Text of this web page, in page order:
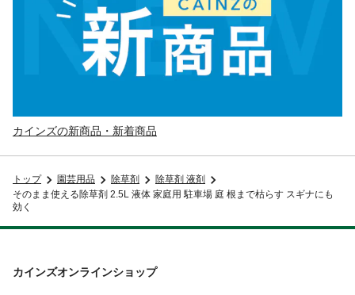
カインズの新商品・新着商品
トップ 園芸用品 除草剤
除草剤 液剤
そのまま使える除草剤 2.5L 液体 家庭用 駐車場 庭 根まで枯らす スギナにも
効く
カインズオンラインショップ